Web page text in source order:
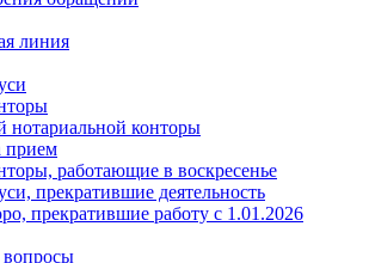
линия
конторы
прием
работающие в воскресенье
прекратившие деятельность
прекратившие работу с 1.01.2026
вопросы